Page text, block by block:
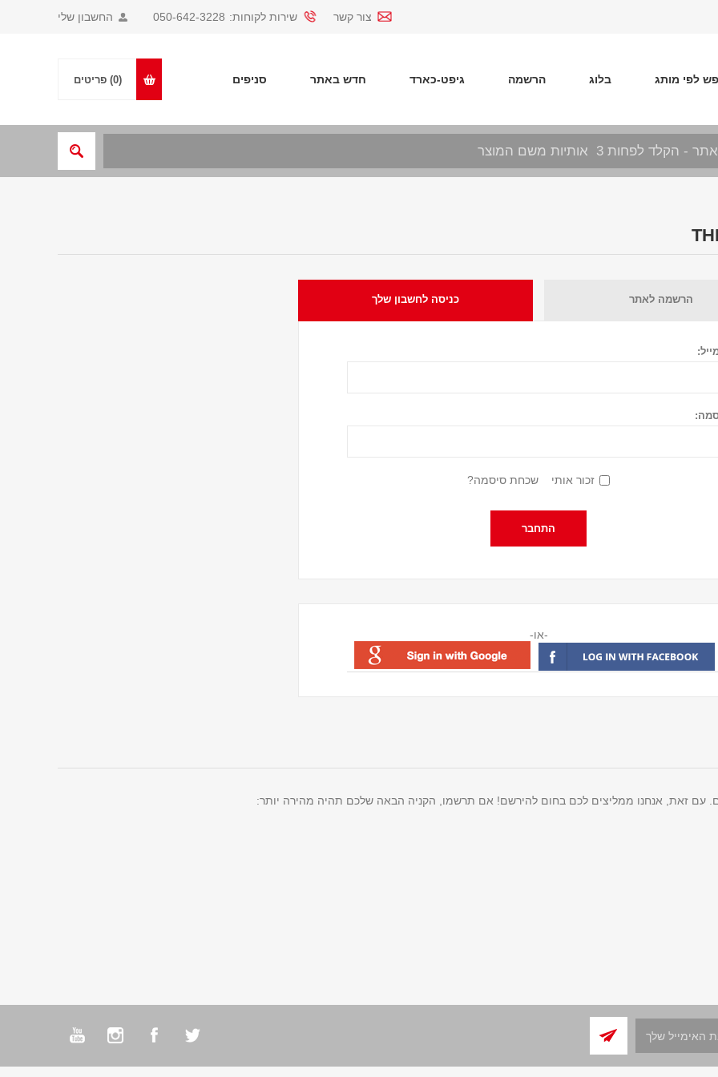
החשבון שלי צור קשר שירות לקוחות: 050-642-3228
לפי מותג בלוג הרשמה גיפט-כארד חדש באתר סניפים (0) פריטים
הרשמה לאתר כניסה לחשבון שלך
זכור אותי שכחת סיסמה?
-או-
עם זאת, אנחנו ממליצים לכם בחום להירשם! אם תרשמו, הקניה הבאה שלכם תהיה מהירה יותר: